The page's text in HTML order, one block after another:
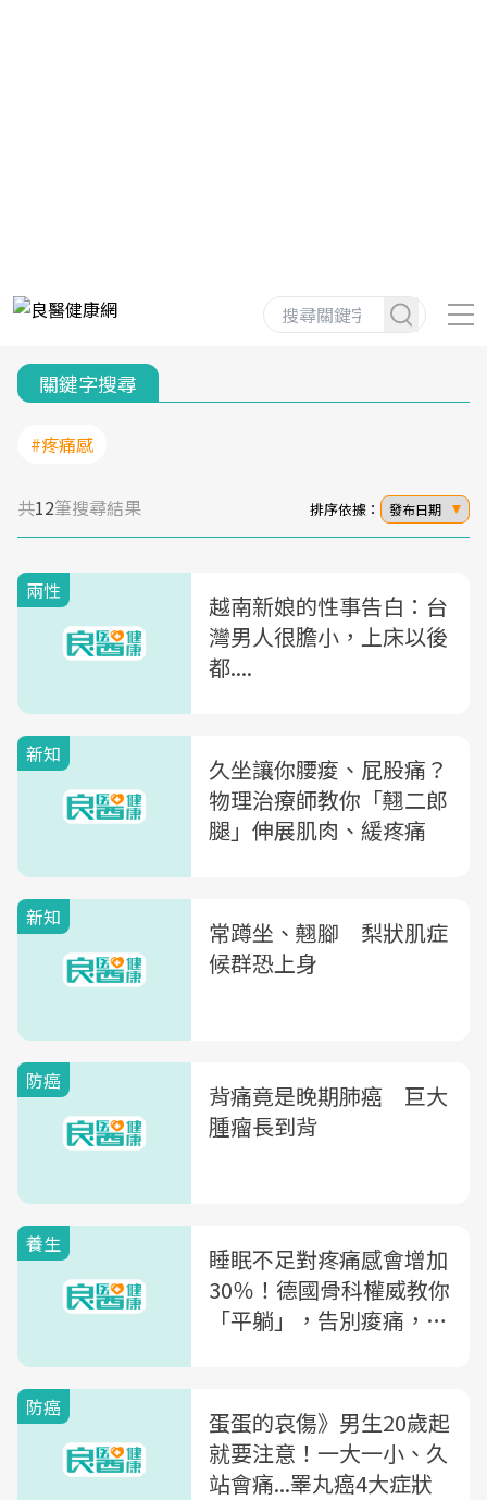
關鍵字搜尋
#疼痛感
共12筆搜尋結果 排序依據： 發布日期
兩性
越南新娘的性事告白：台
灣男人很膽小，上床以後
都....
新知
久坐讓你腰痠、屁股痛？
物理治療師教你「翹二郎
腿」伸展肌肉、緩疼痛
新知
常蹲坐、翹腳 梨狀肌症
候群恐上身
防癌
背痛竟是晚期肺癌 巨大
腫瘤長到背
養生
睡眠不足對疼痛感會增加
30％！德國骨科權威教你
「平躺」，告別痠痛，找
防癌
蛋蛋的哀傷》男生20歲起
就要注意！一大一小、久
站會痛...睪丸癌4大症狀